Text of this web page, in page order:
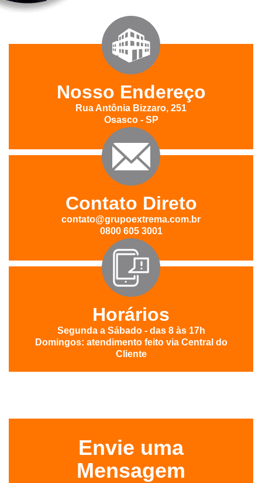
Nosso Endereço
Rua Antônia Bizzaro, 251
Osasco - SP
Contato Direto
contato@grupoextrema.com.br
0800 605 3001
Horários
Segunda a Sábado - das 8 às 17h
Domingos: atendimento feito via Central do
Cliente
Envie uma
Mensagem